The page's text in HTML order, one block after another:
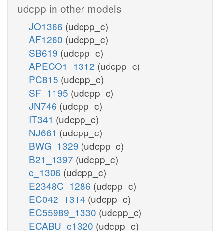
udcpp in other models
iJO1366 (udcpp_c)
iAF1260 (udcpp_c)
iSB619 (udcpp_c)
iAPECO1_1312 (udcpp_c)
iPC815 (udcpp_c)
iSF_1195 (udcpp_c)
iJN746 (udcpp_c)
iIT341 (udcpp_c)
iNJ661 (udcpp_c)
iBWG_1329 (udcpp_c)
iB21_1397 (udcpp_c)
ic_1306 (udcpp_c)
iE2348C_1286 (udcpp_c)
iEC042_1314 (udcpp_c)
iEC55989_1330 (udcpp_c)
iECABU_c1320 (udcpp_c)